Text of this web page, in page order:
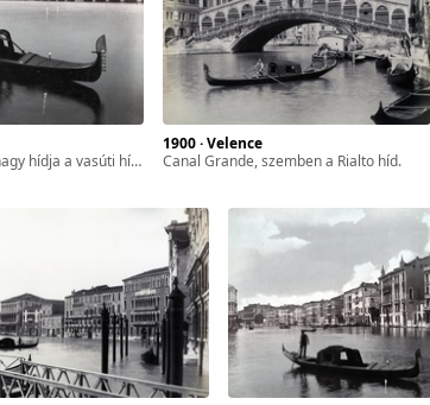
mellé épült közúti híddal együtt, Ponte della Libertà).
1900 · Velence
Canal Grande, szemben a Rialto híd.